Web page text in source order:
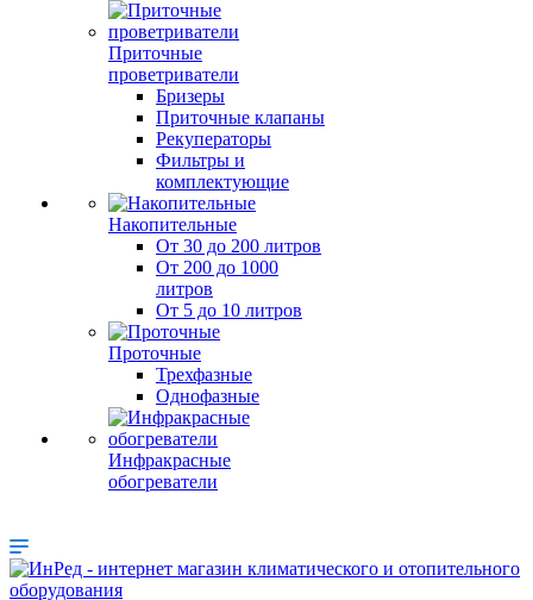
Приточные
проветриватели
Бризеры
Приточные клапаны
Рекуператоры
Фильтры и
комплектующие
Накопительные
От 30 до 200 литров
От 200 до 1000
литров
От 5 до 10 литров
Проточные
Трехфазные
Однофазные
Инфракрасные
обогреватели